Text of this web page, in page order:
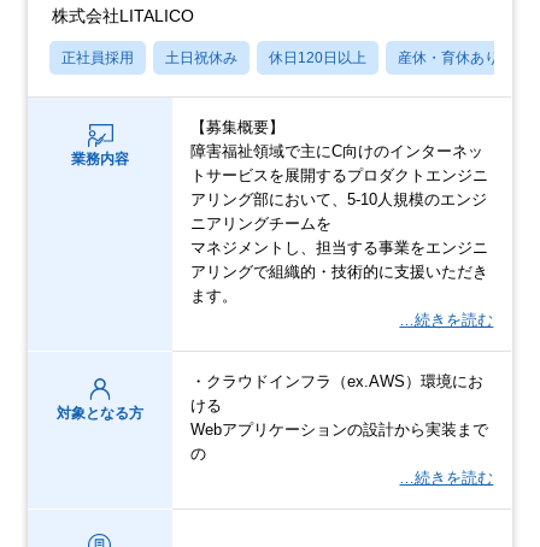
株式会社LITALICO
正社員採用 土日祝休み 休日120日以上 産休・育休あり
業務内容
【募集概要】
障害福祉領域で主にC向けのインターネッ
トサービスを展開するプロダクトエンジニ
アリング部において、5-10人規模のエンジ
ニアリングチームを
マネジメントし、担当する事業をエンジニ
アリングで組織的・技術的に支援いただき
ます。
…続きを読む
対象となる方
・クラウドインフラ（ex.AWS）環境にお
ける
Webアプリケーションの設計から実装まで
の
…続きを読む